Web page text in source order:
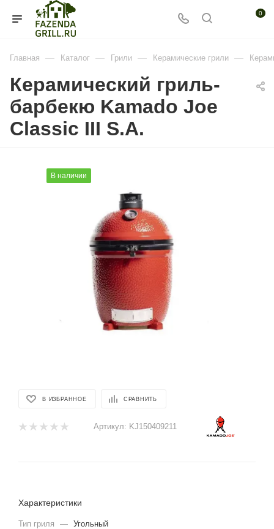
0
Главная — Каталог — Грили — Керамические грили —
Керамический гриль-
барбекю Kamado Joe
Classic III S.A.
В наличии
В ИЗБРАННОЕ СРАВНИТЬ
Артикул: KJ150409211
Характеристики
Тип гриля — Угольный